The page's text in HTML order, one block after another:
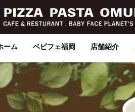
ーム ベビフェ福岡 店舗紹介